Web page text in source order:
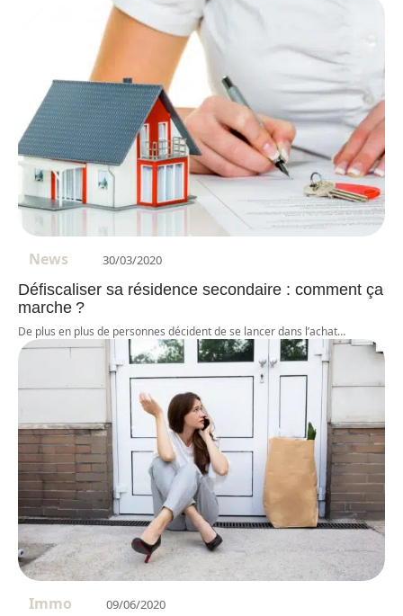
News 30/03/2020
Défiscaliser sa résidence secondaire : comment ça
marche ?
De plus en plus de personnes décident de se lancer dans l’achat…
Immo 09/06/2020